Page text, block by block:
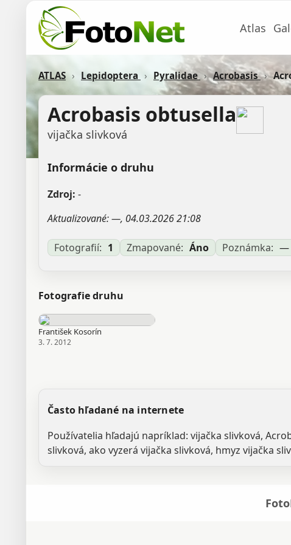
Atlas
ATLAS › Lepidoptera › Pyralidae › Acrobasis ›
Acrobasis obtusella
vijačka slivková
Informácie o druhu
Zdroj: -
Aktualizované: —, 04.03.2026 21:08
Fotografií: 1 Zmapované: Áno Poznámka: —
Fotografie druhu
František Kosorín
3. 7. 2012
Často hľadané na internete
Používatelia hľadajú napríklad: vijačka slivková,
slivková, ako vyzerá vijačka slivková, hmyz vijačka